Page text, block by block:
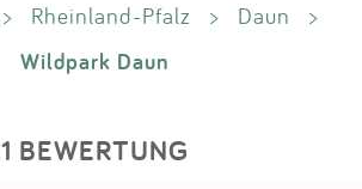
> Rheinland-Pfalz > Daun >
Wildpark Daun
1 BEWERTUNG